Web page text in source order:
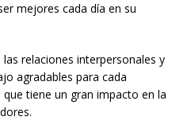
mejores cada día en su
relaciones interpersonales y
agradables para cada
tiene un gran impacto en la